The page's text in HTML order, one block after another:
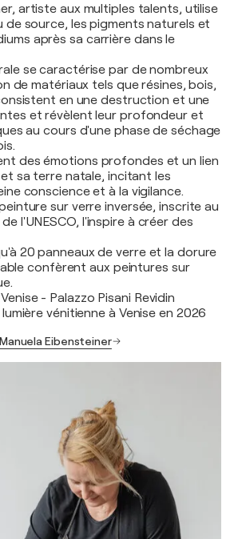
artiste aux multiples talents, utilise
de source, les pigments naturels et
après sa carrière dans le
se caractérise par de nombreux
de matériaux tels que résines, bois,
en une destruction et une
et révèlent leur profondeur et
au cours d'une phase de séchage
des émotions profondes et un lien
sa terre natale, incitant les
conscience et à la vigilance.
sur verre inversée, inscrite au
l'UNESCO, l'inspire à créer des
20 panneaux de verre et la dorure
confèrent aux peintures sur
- Palazzo Pisani Revidin
vénitienne à Venise en 2026
Eibensteiner